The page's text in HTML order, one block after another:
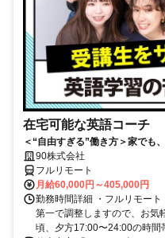
在宅可能な英語コーチ
＜“自由すぎる”働き方＞家でも
90株式会社
フルリモート
月給60,000円～405,000円
勤務時間詳細 ・フルリモー
第一で調整しますので、お気
頃、夕方17:00〜24:00の時間